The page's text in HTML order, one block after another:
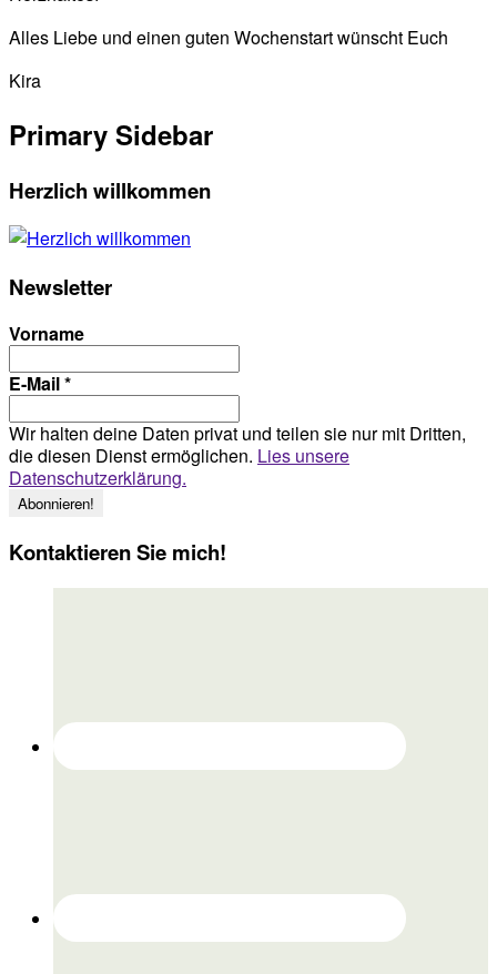
Alles Liebe und einen guten Wochenstart wünscht Euch
Kira
Primary Sidebar
Herzlich willkommen
Newsletter
Vorname
E-Mail*
Wir halten deine Daten privat und teilen sie nur mit Dritten,
die diesen Dienst ermöglichen. Lies unsere
Datenschutzerklärung.
Kontaktieren Sie mich!